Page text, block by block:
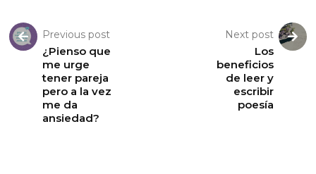
Previous post
¿Pienso que
me urge
tener pareja
pero a la vez
me da
ansiedad?
Next post
Los
beneficios
de leer y
escribir
poesía